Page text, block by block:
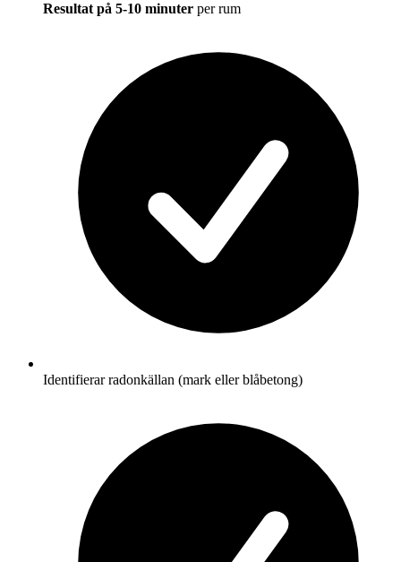
Resultat på 5-10 minuter per rum
Identifierar radonkällan (mark eller blåbetong)